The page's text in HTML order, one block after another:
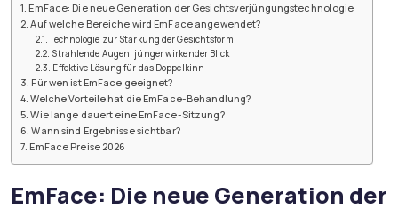
EmFace: Die neue Generation der Gesichtsverjüngungstechnologie
Auf welche Bereiche wird EmFace angewendet?
Technologie zur Stärkung der Gesichtsform
Strahlende Augen, jünger wirkender Blick
Effektive Lösung für das Doppelkinn
Für wen ist EmFace geeignet?
Welche Vorteile hat die EmFace-Behandlung?
Wie lange dauert eine EmFace-Sitzung?
Wann sind Ergebnisse sichtbar?
EmFace Preise 2026
EmFace: Die neue Generation der